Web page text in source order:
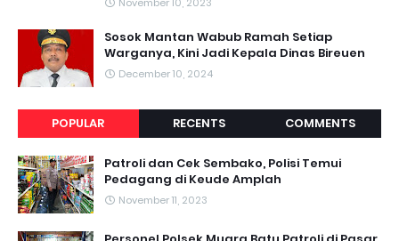
Sosok Mantan Wabub Ramah Setiap
Warganya, Kini Jadi Kepala Dinas Bireuen
December 10, 2024
POPULAR RECENTS COMMENTS
Patroli dan Cek Sembako, Polisi Temui
Pedagang di Keude Amplah
November 11, 2023